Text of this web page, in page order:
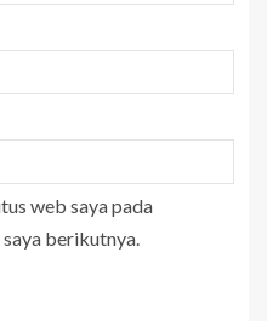
web saya pada
berikutnya.